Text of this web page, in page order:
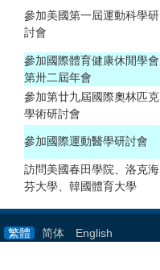
參加美國第一屆運動科學研
討會
參加國際體育健康休閒學會
第卅二屆年會
參加第廿九屆國際奧林匹克
學術研討會
參加國際運動醫學研討會
訪問美國春田學院、洛克海
芬大學、韓國體育大學
繁體 简体 English